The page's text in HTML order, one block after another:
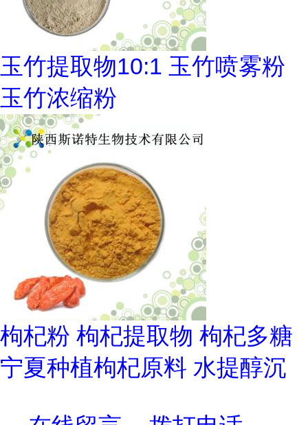
玉竹提取物10:1 玉竹喷雾粉
玉竹浓缩粉
枸杞粉 枸杞提取物 枸杞多糖
宁夏种植枸杞原料 水提醇沉